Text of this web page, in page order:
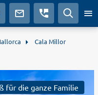
Cala Millor
für die ganze Familie